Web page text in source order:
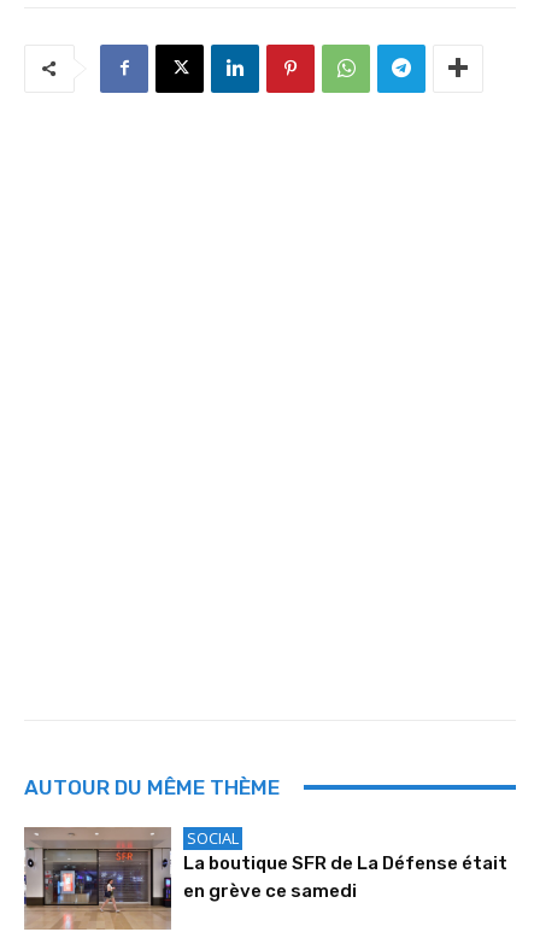
AUTOUR DU MÊME THÈME
SOCIAL
La boutique SFR de La Défense était
en grève ce samedi